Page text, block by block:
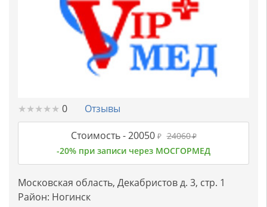
★★★★★
★★★★★ 0 Отзывы
Стоимость -20050 ₽ 24060₽
-20% при записи через МОСГОРМЕД
Московская область, Декабристов д. 3, стр. 1
Район: Ногинск